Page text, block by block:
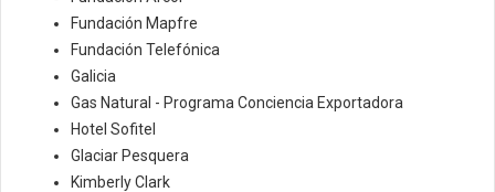
Fundación Mapfre
Fundación Telefónica
Galicia
Gas Natural - Programa Conciencia Exportadora
Hotel Sofitel
Glaciar Pesquera
Kimberly Clark